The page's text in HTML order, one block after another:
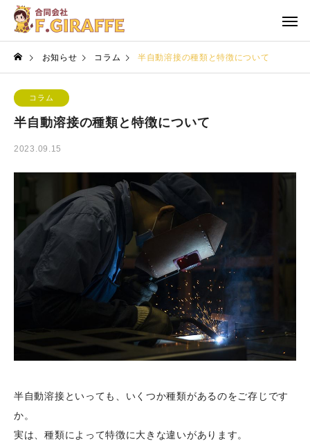
お知らせ コラム 半自動溶接の種類と特徴について
コラム
半自動溶接の種類と特徴について
2023.09.15
半自動溶接といっても、いくつか種類があるのをご存じです
か。
実は、種類によって特徴に大きな違いがあります。